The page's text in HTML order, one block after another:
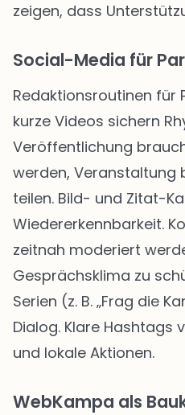
zeigen, dass
Social-Media für
Redaktionsroutinen für
kurze Videos sichern
Veröffentlichung
werden, Veranstaltung
teilen. Bild- und Zitat-
Wiedererkennbarkeit.
zeitnah moderiert
Gesprächsklima zu
Serien (z. B. „Frag die
Dialog. Klare Hashtags
und lokale Aktionen.
WebKampa als